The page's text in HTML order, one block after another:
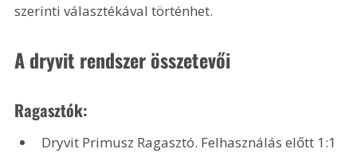
szerinti választékával történhet.
A dryvit rendszer összetevői
Ragasztók:
Dryvit Primusz Ragasztó. Felhasználás előtt 1:1